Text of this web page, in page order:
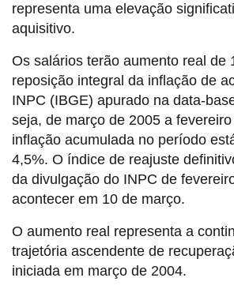
representa uma elevação
aquisitivo.
Os salários terão aumento real de
reposição integral da inflação de
INPC (IBGE) apurado na data-
seja, de março de 2005 a
inflação acumulada no período
4,5%. O índice de reajuste
da divulgação do INPC de
acontecer em 10 de março.
O aumento real representa a
trajetória ascendente de
iniciada em março de 2004.